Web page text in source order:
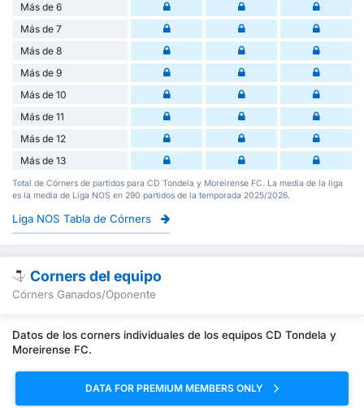
Más de 6
Más de 7
Más de 8
Más de 9
Más de 10
Más de 11
Más de 12
Más de 13
Total de Córners de partidos para CD Tondela y Moreirense FC. La media de la liga
es la media de Liga NOS en 290 partidos de la temporada 2025/2026.
Liga NOS Tabla de Córners
Corners del equipo
Córners Ganados/Oponente
Datos de los corners individuales de los equipos CD Tondela y
Moreirense FC.
DATA FOR PREMIUM MEMBERS ONLY